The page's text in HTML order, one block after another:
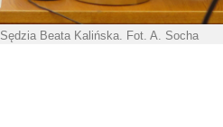
Sędzia Beata Kalińska. Fot. A. Socha